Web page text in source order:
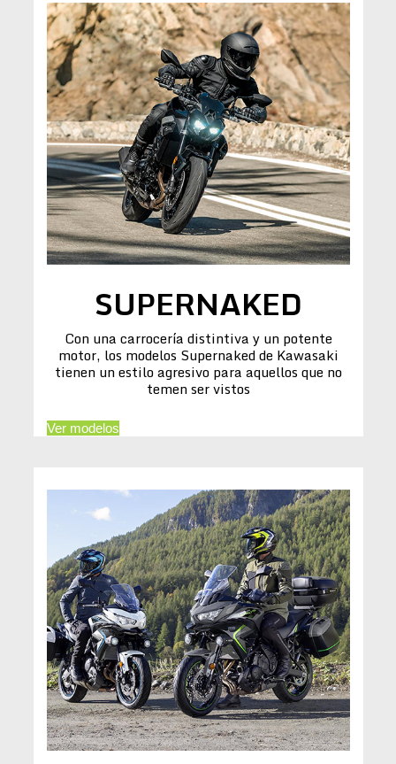
SUPERNAKED
Con una carrocería distintiva y un potente
motor, los modelos Supernaked de Kawasaki
tienen un estilo agresivo para aquellos que no
temen ser vistos
Ver modelos